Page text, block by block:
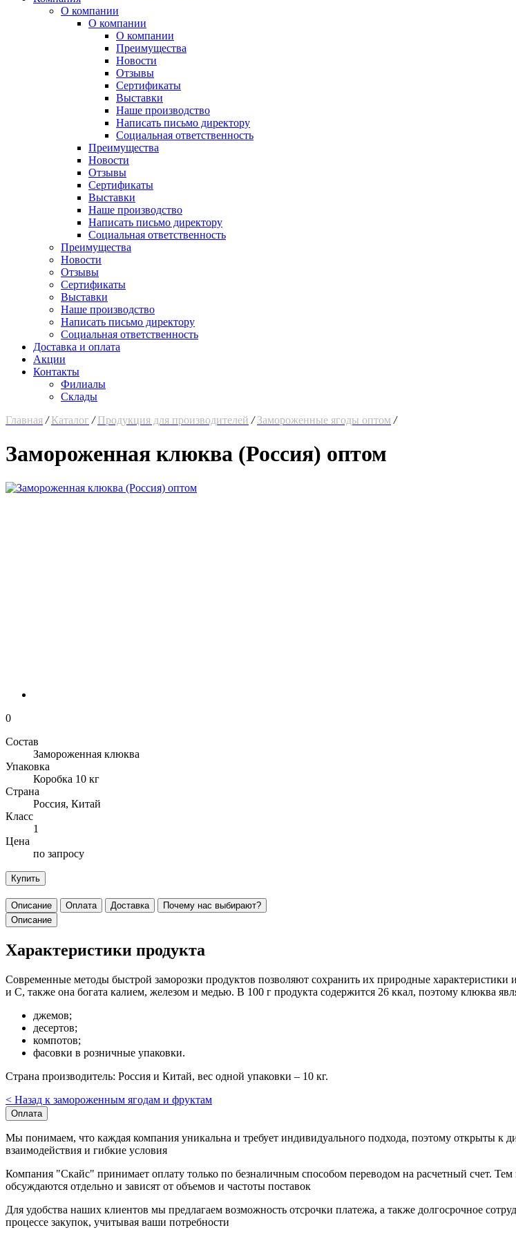
О компании
О компании
О компании
Преимущества
Новости
Отзывы
Сертификаты
Выставки
Наше производство
Написать письмо директору
Социальная ответственность
Преимущества
Новости
Отзывы
Сертификаты
Выставки
Наше производство
Написать письмо директору
Социальная ответственность
Преимущества
Новости
Отзывы
Сертификаты
Выставки
Наше производство
Написать письмо директору
Социальная ответственность
Доставка и оплата
Акции
Контакты
Филиалы
Склады
Главная / Каталог / Продукция для производителей / Замороженные ягоды оптом /
Замороженная клюква (Россия) оптом
0
Состав
Замороженная клюква
Упаковка
Коробка 10 кг
Страна
Россия, Китай
Класс
1
Цена
по запросу
Купить
Описание Оплата Доставка
Почему нас выбирают?
Описание
Характеристики продукта
Современные методы быстрой заморозки продуктов позволяют сохранить их природные
и С, также она богата калием, железом и медью. В 100 г продукта содержится 26 ккал, поэтому клюква
джемов;
десертов;
компотов;
фасовки в розничные упаковки.
Страна производитель: Россия и Китай, вес одной упаковки – 10 кг.
< Назад к замороженным ягодам и фруктам
Оплата
Мы понимаем, что каждая компания уникальна и требует индивидуального подхода, поэтому открыты
взаимодействия и гибкие условия
Компания "Скайс" принимает оплату только по безналичным способом переводом на расчетный счет.
обсуждаются отдельно и зависят от объемов и частоты поставок
Для удобства наших клиентов мы предлагаем возможность отсрочки платежа, а также долгосрочное
процессе закупок, учитывая ваши потребности